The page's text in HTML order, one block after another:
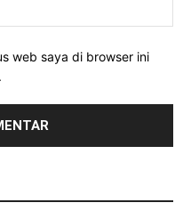
web saya di browser ini